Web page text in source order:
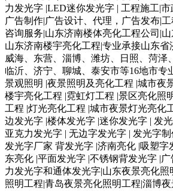
力发光字 |LED迷你发光字 | 工程施工|
广告制作|广告设计、代理，广告发布|
咨询服务|山东济南楼体亮化工程公司|
山东济南楼宇亮化工程|专业承接山东省
威海、东营、淄博、潍坊、日照、菏泽
临沂、济宁、聊城、泰安市等16地市专
景观照明 |夜景照明及亮化工程 |城市夜
楼宇亮化工程 |霓虹灯工程 |景区亮化照
工程 |灯光亮化工程 |城市夜景灯光亮化
边发光字 |楼体发光字 |迷你发光字 | 发
亚克力发光字 | 无边字发光字 | 发光字
发光字厂家 背发光字 |济南亮化 |吸塑字
东亮化 |平面发光字 |不锈钢背发光字 |
力发光字和通体发光字|山东夜景亮化
照明工程|青岛夜景亮化照明工程|淄博